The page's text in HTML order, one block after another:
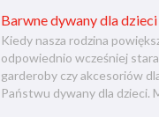
Barwne dywany dla dzieci
Kiedy nasza rodzina
odpowiednio wcześniej
garderoby czy akcesoriów
Państwu dywany dla dzieci.